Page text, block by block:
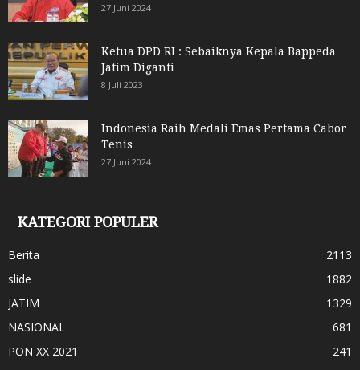
27 Juni 2024
Ketua DPD RI : Sebaiknya Kepala Bappeda
Jatim Diganti
8 Juli 2023
Indonesia Raih Medali Emas Pertama Cabor
Tenis
27 Juni 2024
KATEGORI POPULER
Berita
2113
slide
1882
JATIM
1329
NASIONAL
681
PON XX 2021
241